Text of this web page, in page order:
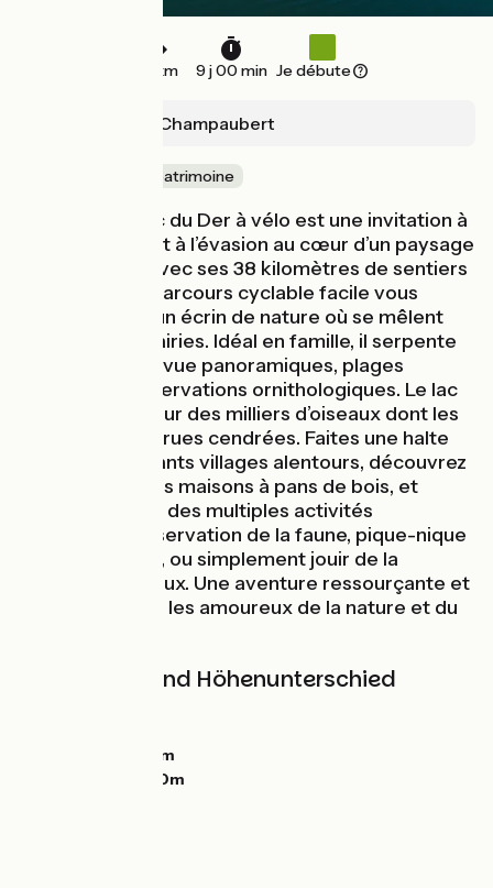
36 km 9 j 00 min Je débute
Giffaumont-Champaubert
Nature & petit patrimoine
La boucle du lac du Der à vélo est une invitation à
la découverte et à l’évasion au cœur d’un paysage
exceptionnel. Avec ses 38 kilomètres de sentiers
aménagés, ce parcours cyclable facile vous
immerge dans un écrin de nature où se mêlent
eau, forêt et prairies. Idéal en famille, il serpente
entre points de vue panoramiques, plages
paisibles et observations ornithologiques. Le lac
est le refuge pour des milliers d’oiseaux dont les
majestueuses grues cendrées. Faites une halte
dans les charmants villages alentours, découvrez
l’authenticité des maisons à pans de bois, et
surtout profitez des multiples activités
proposées : observation de la faune, pique-nique
au bord de l’eau, ou simplement jouir de la
quiétude des lieux. Une aventure ressourçante et
inoubliable pour les amoureux de la nature et du
Steigungen und Höhenunterschied
0m
0m